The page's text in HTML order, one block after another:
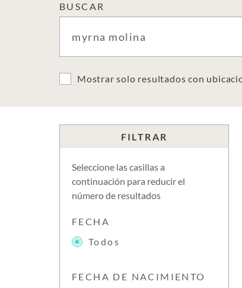
BUSCAR
Mostrar solo resultados con
FILTRAR
Seleccione las casillas a
continuación para reducir el
número de resultados
FECHA
Todos
FECHA DE NACIMIENTO